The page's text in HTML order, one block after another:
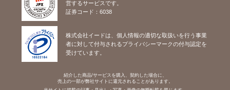
営するサービスです。
証券コード：6038
株式会社イードは、個人情報の適切な取扱いを行う事業
者に対して付与されるプライバシーマークの付与認定を
受けています。
紹介した商品/サービスを購入、契約した場合に、
売上の一部が弊社サイトに還元されることがあります。